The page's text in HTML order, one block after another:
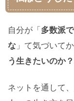
自分が「 多数派
な 」て気づいて
う生きたいのか？
ネットを通して